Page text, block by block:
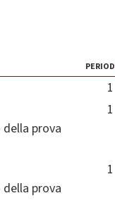
1
prova
1
prova
1